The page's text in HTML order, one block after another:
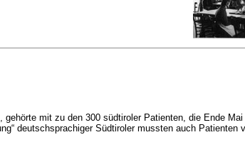
mit zu den 300 südtiroler Patienten, die Ende
deutschsprachiger Südtiroler mussten auch Patienten